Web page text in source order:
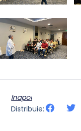
Inapoi
Distribuie: